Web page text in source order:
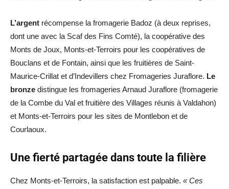
L’argent récompense la fromagerie Badoz (à deux reprises,
dont une avec la Scaf des Fins Comté), la coopérative des
Monts de Joux, Monts-et-Terroirs pour les coopératives de
Bouclans et de Fontain, ainsi que les fruitières de Saint-
Maurice-Crillat et d’Indevillers chez Fromageries Juraflore. Le
bronze distingue les fromageries Arnaud Juraflore (fromagerie
de la Combe du Val et fruitière des Villages réunis à Valdahon)
et Monts-et-Terroirs pour les sites de Montlebon et de
Courlaoux.
Une fierté partagée dans toute la filière
Chez Monts-et-Terroirs, la satisfaction est palpable. « Ces